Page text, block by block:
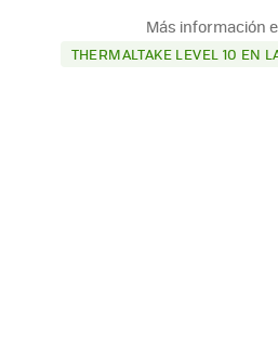
Más información
THERMALTAKE LEVEL 10 EN